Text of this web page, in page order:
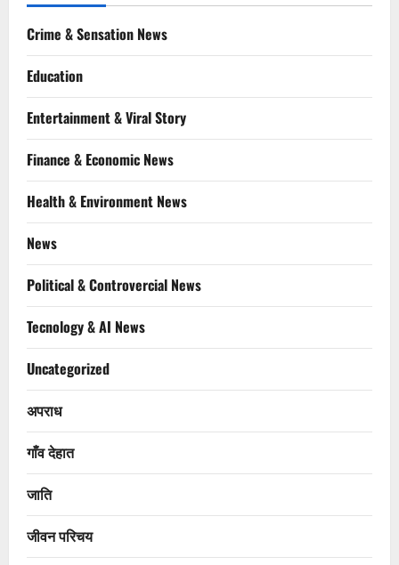
Crime & Sensation News
Education
Entertainment & Viral Story
Finance & Economic News
Health & Environment News
News
Political & Controvercial News
Tecnology & AI News
Uncategorized
अपराध
गाँव देहात
जाति
जीवन परिचय